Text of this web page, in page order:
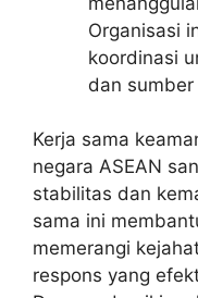
Organisasi
koordinasi
dan sumber
Kerja sama
negara ASEAN
stabilitas dan
sama ini
memerangi
respons yang